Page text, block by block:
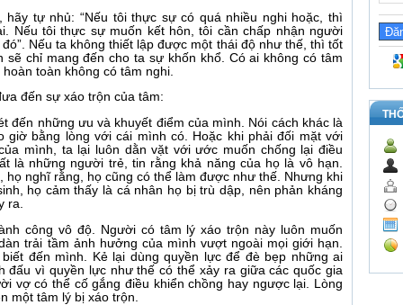
tự nhủ: “Nếu tôi thực sự có quá nhiều nghi hoặc, thì
Nếu tôi thực sự muốn kết hôn, tôi cần chấp nhận người
Nếu ta không thiết lập được một thái độ như thế, thì tốt
chỉ mang đến cho ta sự khốn khổ. Có ai không có tâm
toàn không có tâm nghi.
đến sự xáo trộn của tâm:
đến những ưu và khuyết điểm của mình. Nói cách khác là
giờ bằng lòng với cái mình có. Hoặc khi phải đối mặt với
mình, ta lại luôn dằn vặt với ước muốn chống lại điều
là những người trẻ, tin rằng khả năng của họ là vô hạn.
nghĩ rằng, họ cũng có thể làm được như thế. Nhưng khi
họ cảm thấy là cá nhân họ bị trù dập, nên phản kháng
ra.
công vô độ. Người có tâm lý xáo trộn này luôn muốn
trải tầm ảnh hưởng của mình vượt ngoài mọi giới hạn.
đến mình. Kẻ lại dùng quyền lực để đè bẹp những ai
vì quyền lực như thế có thể xảy ra giữa các quốc gia
vợ có thể cố gắng điều khiển chồng hay ngược lại. Lòng
một tâm lý bị xáo trộn.